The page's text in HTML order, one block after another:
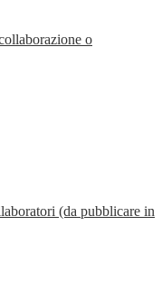
o
(da pubblicare in